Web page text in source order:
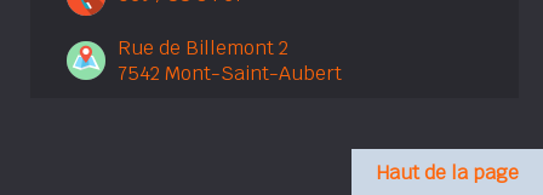
Rue de Billemont 2
7542 Mont-Saint-Aubert
Haut de la page